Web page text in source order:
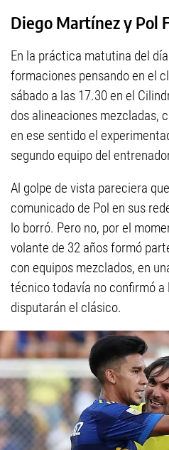
Diego Martínez y Pol
En la práctica matutina del
formaciones pensando en el
sábado a las 17.30 en el
dos alineaciones mezcladas,
en ese sentido el
segundo equipo del
Al golpe de vista pareciera
comunicado de Pol en sus
lo borró. Pero no, por el
volante de 32 años formó
con equipos mezclados, en
técnico todavía no confirmó a
disputarán el clásico.